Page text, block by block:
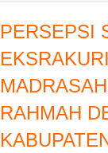
PERSEPSI
RAHMAH